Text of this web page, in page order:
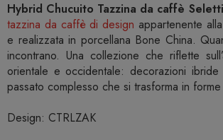
Hybrid Chucuito Tazzina da caffè Seletti
tazzina da caffè di design appartenente
e realizzata in porcellana Bone China.
incontrano. Una collezione che riflette
orientale e occidentale: decorazioni
passato complesso che si trasforma in
Design: CTRLZAK